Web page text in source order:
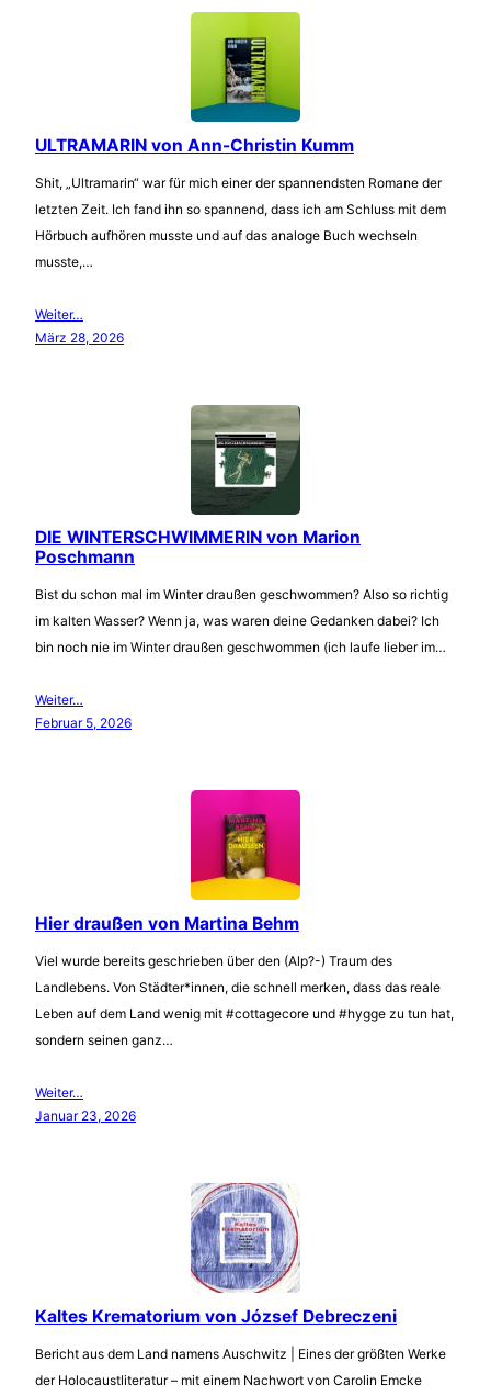
ULTRAMARIN von Ann-Christin Kumm
Shit, „Ultramarin“ war für mich einer der spannendsten Romane der
letzten Zeit. Ich fand ihn so spannend, dass ich am Schluss mit dem
Hörbuch aufhören musste und auf das analoge Buch wechseln
musste,…
Weiter…
März 28, 2026
DIE WINTERSCHWIMMERIN von Marion
Poschmann
Bist du schon mal im Winter draußen geschwommen? Also so richtig
im kalten Wasser? Wenn ja, was waren deine Gedanken dabei? Ich
bin noch nie im Winter draußen geschwommen (ich laufe lieber im…
Weiter…
Februar 5, 2026
Hier draußen von Martina Behm
Viel wurde bereits geschrieben über den (Alp?-) Traum des
Landlebens. Von Städter*innen, die schnell merken, dass das reale
Leben auf dem Land wenig mit #cottagecore und #hygge zu tun hat,
sondern seinen ganz…
Weiter…
Januar 23, 2026
Kaltes Krematorium von József Debreczeni
Bericht aus dem Land namens Auschwitz | Eines der größten Werke
der Holocaustliteratur – mit einem Nachwort von Carolin Emcke